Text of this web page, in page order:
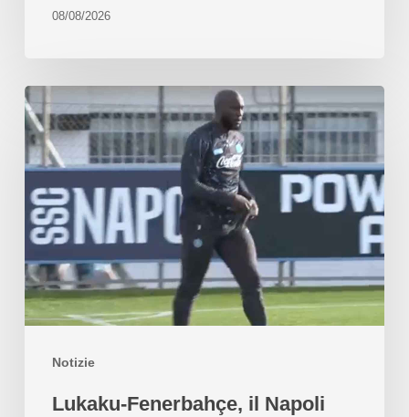
08/08/2026
Notizie
Lukaku-Fenerbahçe, il Napoli